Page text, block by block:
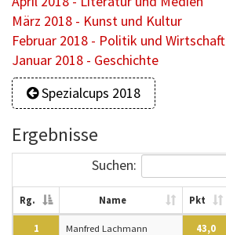
März 2018 - Kunst und Kultur
Februar 2018 - Politik und Wirtschaft
Januar 2018 - Geschichte
Spezialcups 2018
Ergebnisse
Suchen:
Rg. Name Pkt
1 Manfred Lachmann
43,0